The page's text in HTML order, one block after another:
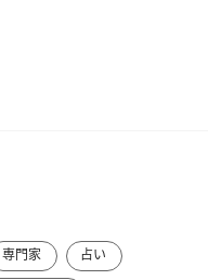
専門家
占い